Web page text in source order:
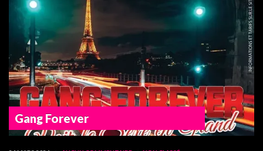
Gang Forever